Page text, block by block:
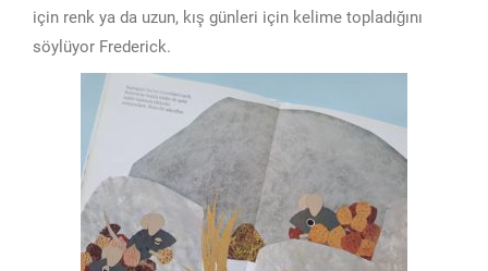
için renk ya da uzun, kış günleri için kelime topladığını
söylüyor Frederick.